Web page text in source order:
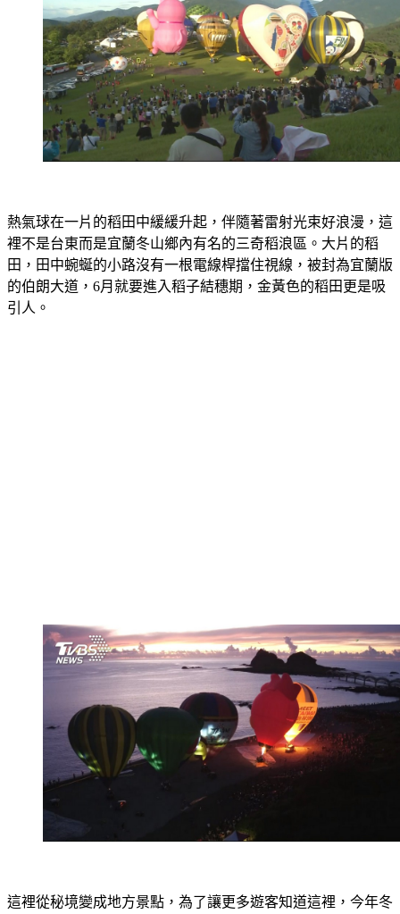
熱氣球在一片的稻田中緩緩升起，伴隨著雷射光束好浪漫，這
裡不是台東而是宜蘭冬山鄉內有名的三奇稻浪區。大片的稻
田，田中蜿蜒的小路沒有一根電線桿擋住視線，被封為宜蘭版
的伯朗大道，6月就要進入稻子結穗期，金黃色的稻田更是吸
引人。
這裡從秘境變成地方景點，為了讓更多遊客知道這裡，今年冬